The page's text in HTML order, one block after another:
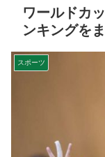
ワールドカ
ンキングを
スポーツ